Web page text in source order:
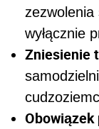
zezwolenia
wyłącznie
Zniesienie